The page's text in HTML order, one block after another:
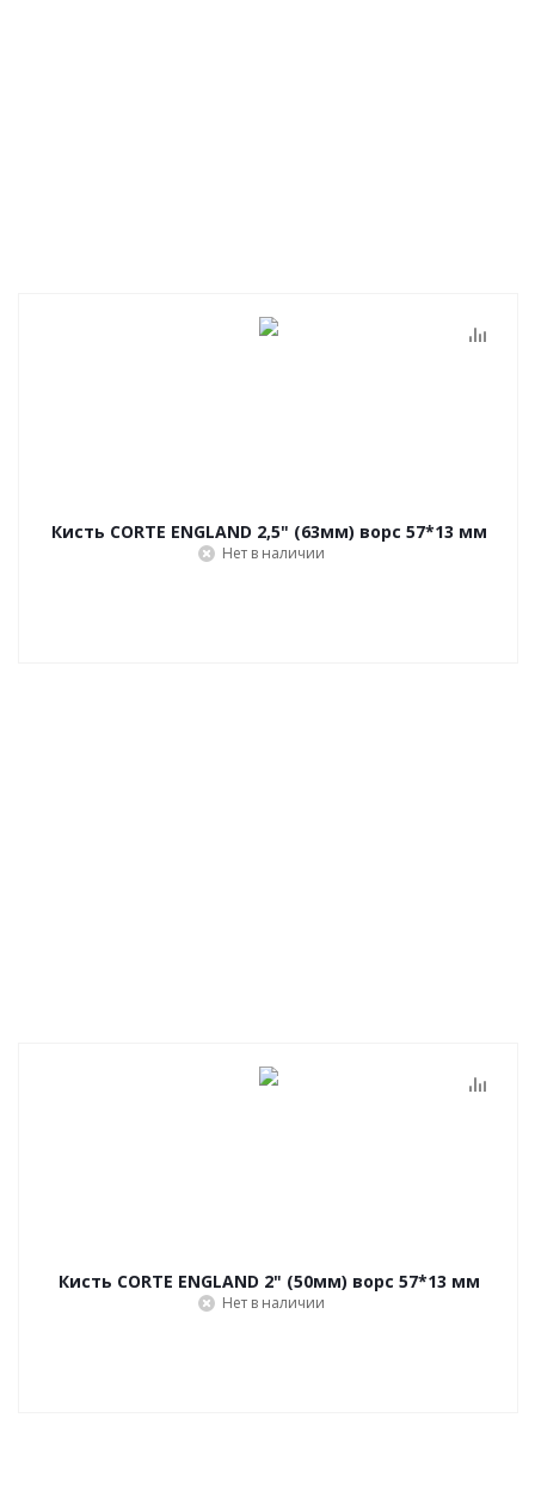
Кисть CORTE ENGLAND 2,5" (63мм) ворс 57*13 мм
Нет в наличии
Кисть CORTE ENGLAND 2" (50мм) ворс 57*13 мм
Нет в наличии